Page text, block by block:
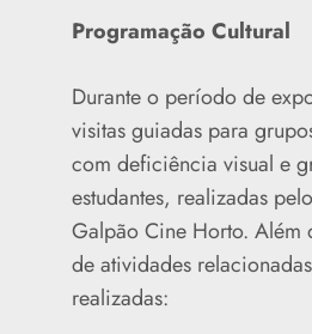
Programação Cultural
Durante o período de
visitas guiadas para
com deficiência visual e
estudantes, realizadas
Galpão Cine Horto. Além
de atividades
realizadas: